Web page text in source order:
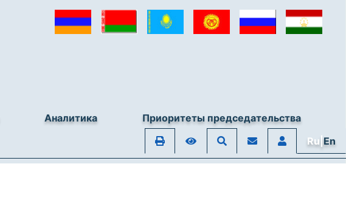
Аналитика
Приоритеты председательства
Ru|En